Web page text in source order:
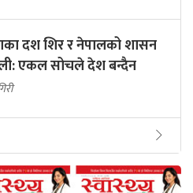
दश शिर र नेपालको शासन
एकल सोचले देश बन्दैन